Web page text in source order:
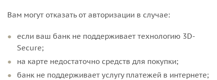
Вам могут отказать от авторизации в случае:
если ваш банк не поддерживает технологию 3D-
Secure;
на карте недостаточно средств для покупки;
банк не поддерживает услугу платежей в интернете;